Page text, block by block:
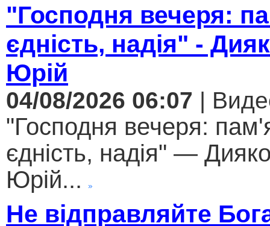
"Господня вечеря:
єдність, надія" -
Юрій
04/08/2026 06:07 |
"Господня вечеря:
єдність, надія" —
Юрій...
Не відправляйте